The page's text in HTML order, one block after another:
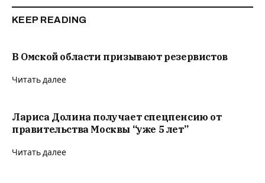
KEEP READING
В Омской области призывают резервистов
Читать далее
Лариса Долина получает спецпенсию от
правительства Москвы “уже 5 лет”
Читать далее